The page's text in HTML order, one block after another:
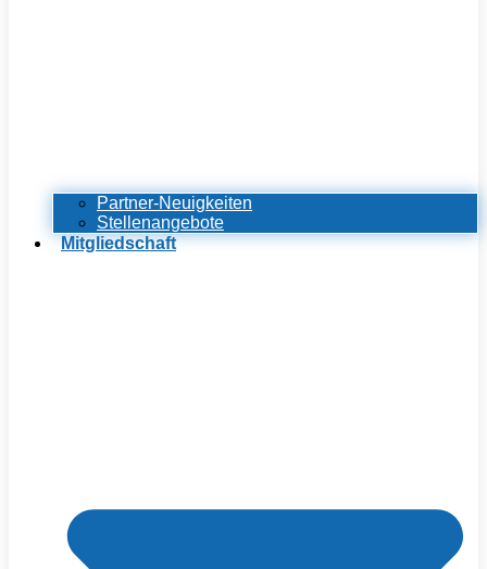
Partner-Neuigkeiten
Stellenangebote
Mitgliedschaft